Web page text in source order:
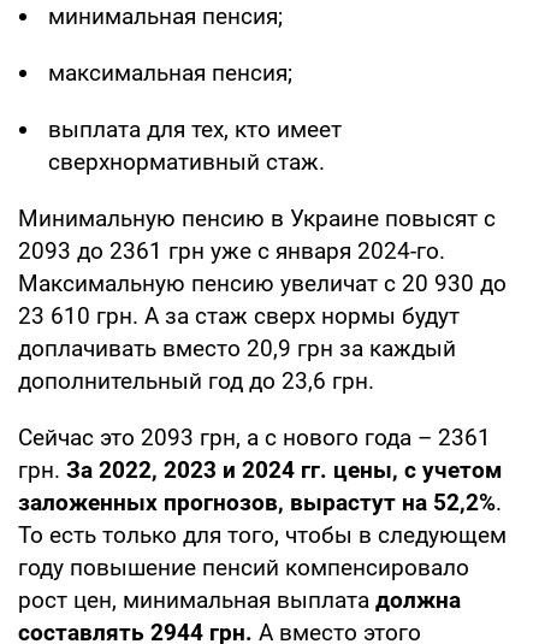
минимальная пенсия;
максимальная пенсия;
выплата для тех, кто имеет
сверхнормативный стаж.
Минимальную пенсию в Украине повысят с
2093 до 2361 грн уже с января 2024-го.
Максимальную пенсию увеличат с 20 930 до
23 610 грн. А за стаж сверх нормы будут
доплачивать вместо 20,9 грн за каждый
дополнительный год до 23,6 грн.
Сейчас это 2093 грн, а с нового года – 2361
грн. За 2022, 2023 и 2024 гг. цены, с учетом
заложенных прогнозов, вырастут на 52,2%.
То есть только для того, чтобы в следующем
году повышение пенсий компенсировало
рост цен, минимальная выплата должна
составлять 2944 грн. А вместо этого